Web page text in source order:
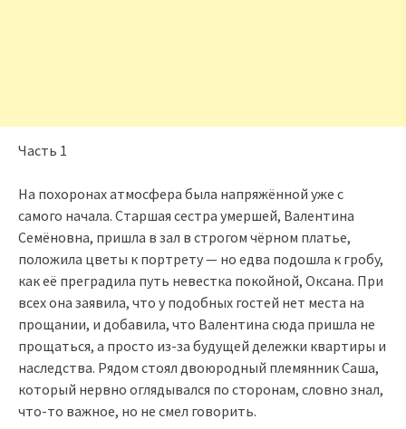
Часть 1
На похоронах атмосфера была напряжённой уже с
самого начала. Старшая сестра умершей, Валентина
Семёновна, пришла в зал в строгом чёрном платье,
положила цветы к портрету — но едва подошла к гробу,
как её преградила путь невестка покойной, Оксана. При
всех она заявила, что у подобных гостей нет места на
прощании, и добавила, что Валентина сюда пришла не
прощаться, а просто из-за будущей дележки квартиры и
наследства. Рядом стоял двоюродный племянник Саша,
который нервно оглядывался по сторонам, словно знал,
что-то важное, но не смел говорить.